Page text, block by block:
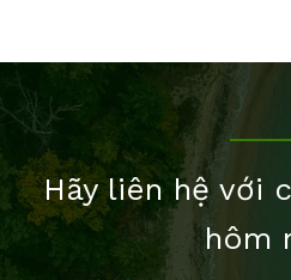
Hãy liên hệ với
hôm